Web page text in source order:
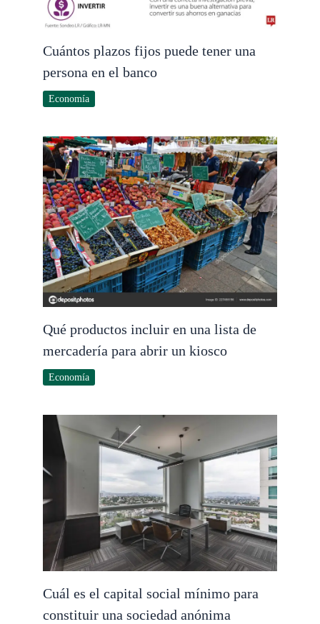
Cuántos plazos fijos puede tener una
persona en el banco
Economía
Qué productos incluir en una lista de
mercadería para abrir un kiosco
Economía
Cuál es el capital social mínimo para
constituir una sociedad anónima